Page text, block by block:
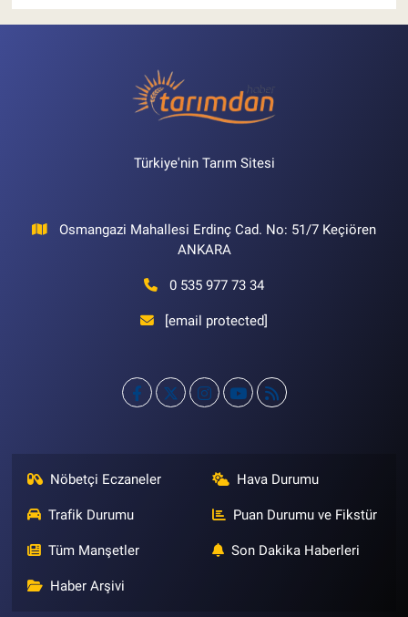
Türkiye'nin Tarım Sitesi
Osmangazi Mahallesi Erdinç Cad. No: 51/7 Keçiören
ANKARA
0 535 977 73 34
[email protected]
Nöbetçi Eczaneler Hava Durumu
Trafik Durumu Puan Durumu ve Fikstür
Tüm Manşetler Son Dakika Haberleri
Haber Arşivi